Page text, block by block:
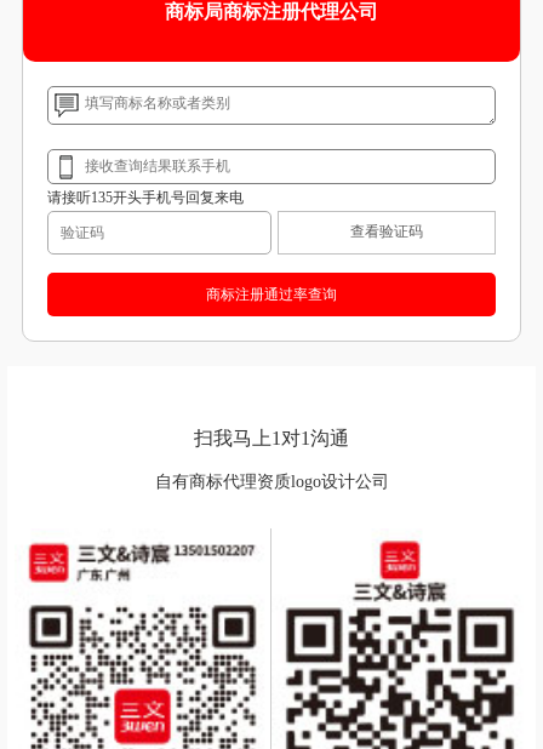
商标局商标注册代理公司
请接听135开头手机号回复来电
查看验证码
扫我马上1对1沟通
自有商标代理资质logo设计公司